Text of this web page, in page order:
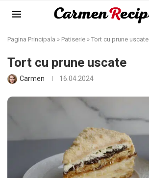
Pagina Principala » Patiserie » Tort cu prune uscate
Tort cu prune uscate
Carmen 16.04.2024